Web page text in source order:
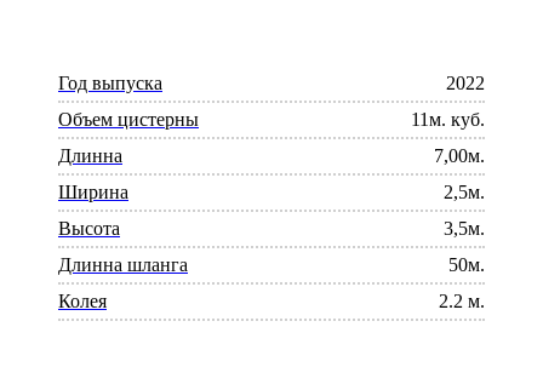
Год выпуска
2022
Объем цистерны
11м. куб.
Длинна
7,00м.
Ширина
2,5м.
Высота
3,5м.
Длинна шланга
50м.
Колея
2.2 м.